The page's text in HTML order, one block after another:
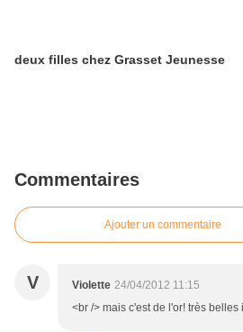
deux filles chez Grasset Jeunesse
Commentaires
Ajouter un commentaire
V Violette 24/04/2012 11:15
<br /> mais c'est de l'or! très belles